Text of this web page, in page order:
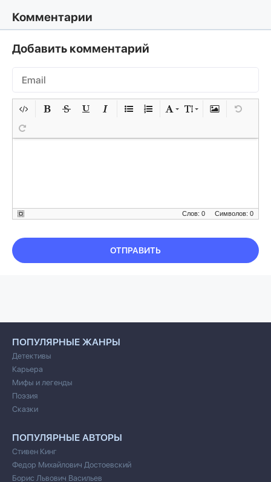
Комментарии
Добавить комментарий
Символов: 0
Слов: 0
ОТПРАВИТЬ
ПОПУЛЯРНЫЕ ЖАНРЫ
Детективы
Карьера
Мифы и легенды
Поэзия
Сказки
ПОПУЛЯРНЫЕ АВТОРЫ
Стивен Кинг
Федор Михайлович Достоевский
Борис Львович Васильев